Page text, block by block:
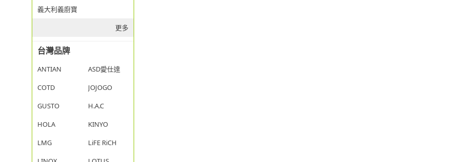
義大利義廚寶
更多
台灣品牌
ANTIAN
ASD愛仕達
COTD
JOJOGO
GUSTO
H.A.C
HOLA
KINYO
LMG
LiFE RiCH